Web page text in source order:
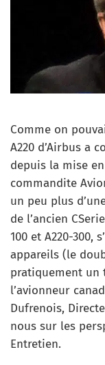
Comme on
A220 d’Airbus a
depuis la mise
commandite
un peu plus
de l’ancien
100 et A220-300,
appareils (le
pratiquement un
l’avionneur
Dufrenois,
nous sur les
Entretien.